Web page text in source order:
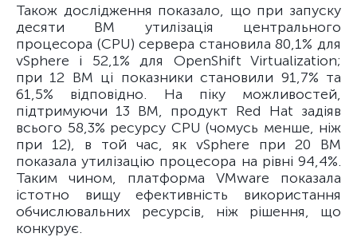
Також дослідження показало, що при запуску
десяти ВМ утилізація центрального
процесора (CPU) сервера становила 80,1% для
vSphere і 52,1% для OpenShift Virtualization;
при 12 ВМ ці показники становили 91,7% та
61,5% відповідно. На піку можливостей,
підтримуючи 13 ВМ, продукт Red Hat задіяв
всього 58,3% ресурсу CPU (чомусь менше, ніж
при 12), в той час, як vSphere при 20 ВМ
показала утилізацію процесора на рівні 94,4%.
Таким чином, платформа VMware показала
істотно вищу ефективність використання
обчислювальних ресурсів, ніж рішення, що
конкурує.